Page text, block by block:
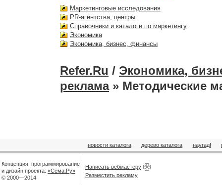
Маркетинговые исследования
PR-агентства, центры
Справочники и каталоги по маркетингу
Экономика
Экономика, бизнес, финансы
Refer.Ru / Экономика,
реклама» Методические
новости каталога дерево каталога наугад!
Концепция, программирование
и дизайн проекта: «Сёма.Ру»
© 2000—2014
Написать вебмастеру
Разместить рекламу